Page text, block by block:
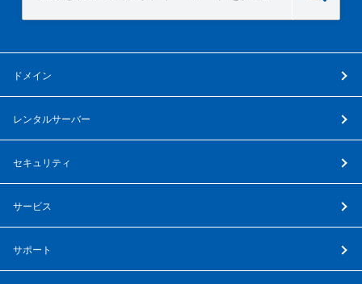
ドメイン
レンタルサーバー
セキュリティ
サービス
サポート